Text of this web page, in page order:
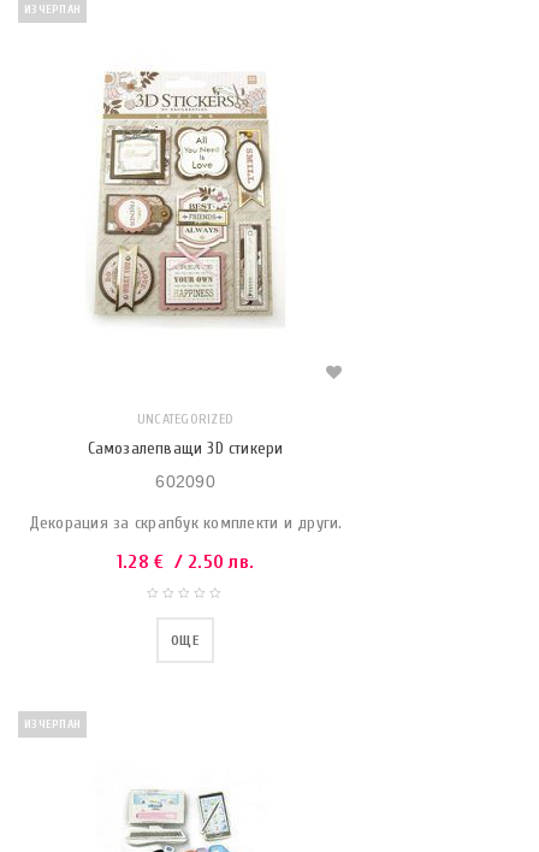
ИЗЧЕРПАН
UNCATEGORIZED
Самозалепващи 3D стикери
602090
Декорация за скрапбук комплекти и други.
1.28€ / 2.50 лв.
ОЩЕ
ИЗЧЕРПАН